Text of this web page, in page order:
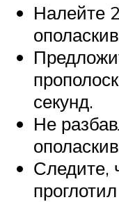
Налейте
секунд.
Не
Следите,